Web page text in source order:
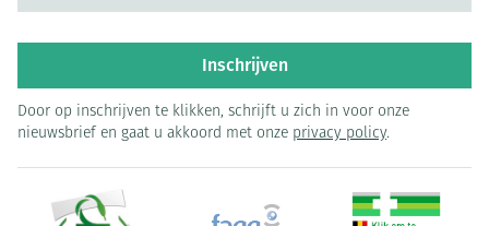
Inschrijven
Door op inschrijven te klikken, schrijft u zich in voor onze
nieuwsbrief en gaat u akkoord met onze privacy policy.